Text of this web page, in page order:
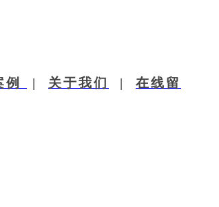
例 | 关于我们 | 在线留